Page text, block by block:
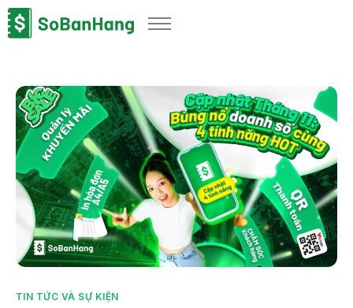
Sản phẩm
Bảng giá
Blog
Thông tin thuế
Về chúng tôi
TIN TỨC VÀ SỰ KIỆN